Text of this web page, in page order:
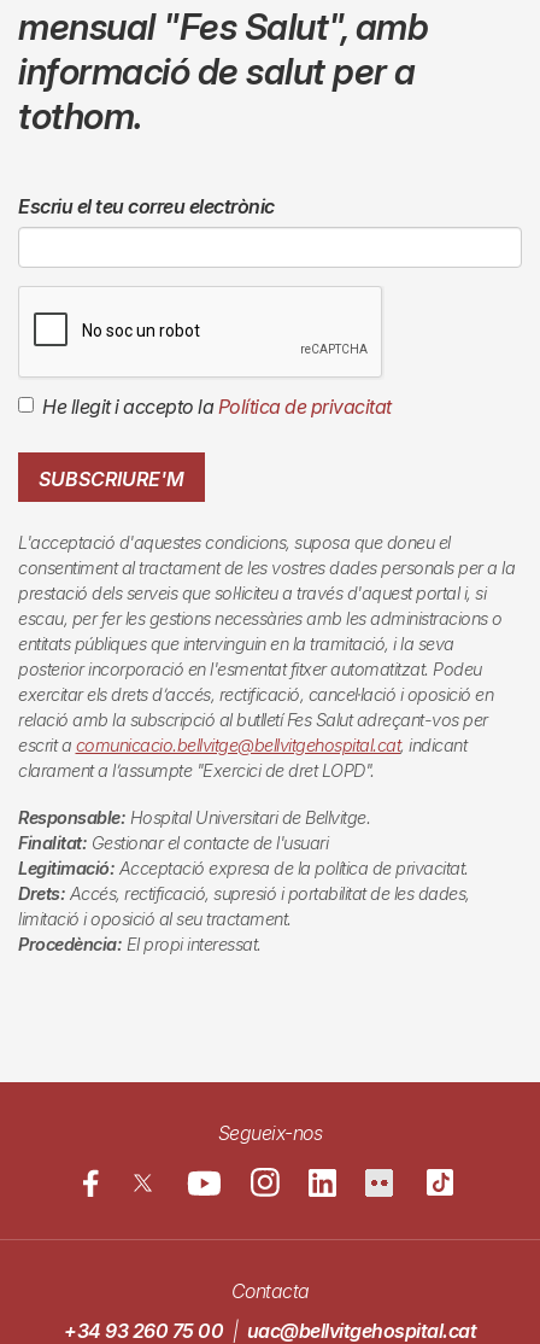
mensual "Fes Salut",amb
informació de salut per a
tothom.
Escriu el teu correu electrònic
He llegit i accepto la Política de privacitat
SUBSCRIURE'M
L'acceptació d'aquestes condicions, suposa que doneu el
consentiment al tractament de les vostres dades personals per a la
prestació dels serveis que sol·liciteu a través d'aquest portal i, si
escau, per fer les gestions necessàries amb les administracions o
entitats públiques que intervinguin en la tramitació, i la seva
posterior incorporació en l'esmentat fitxer automatitzat. Podeu
exercitar els drets d’accés, rectificació, cancel·lació i oposició en
relació amb la subscripció al butlletíFes Salutadreçant-vos per
escrit a comunicacio.bellvitge@bellvitgehospital.cat, indicant
clarament a l’assumpte "Exercici de dret LOPD".
Responsable: Hospital Universitari de Bellvitge.
Finalitat: Gestionar el contacte de l'usuari
Legitimació: Acceptació expresa de la política de privacitat.
Drets: Accés, rectificació, supresió i portabilitat de les dades,
limitació i oposició al seu tractament.
Procedència: El propi interessat.
Segueix-nos
Contacta
+34 93 260 75 00 | uac@bellvitgehospital.cat